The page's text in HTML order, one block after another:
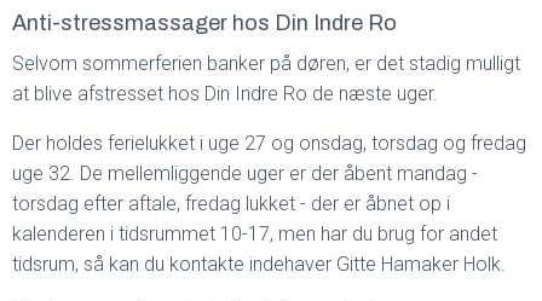
Anti-stressmassager hos Din Indre Ro
Selvom sommerferien banker på døren, er det stadig mulligt
at blive afstresset hos Din Indre Ro de næste uger.
Der holdes ferielukket i uge 27 og onsdag, torsdag og fredag
uge 32. De mellemliggende uger er der åbent mandag -
torsdag efter aftale, fredag lukket - der er åbnet op i
kalenderen i tidsrummet 10-17, men har du brug for andet
tidsrum, så kan du kontakte indehaver Gitte Hamaker Holk.